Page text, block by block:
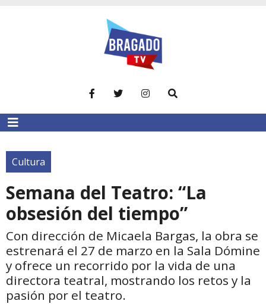
Cultura
Semana del Teatro: “La
obsesión del tiempo”
Con dirección de Micaela Bargas, la obra se
estrenará el 27 de marzo en la Sala Dómine
y ofrece un recorrido por la vida de una
directora teatral, mostrando los retos y la
pasión por el teatro.